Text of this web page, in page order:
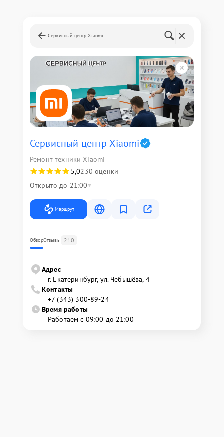
Сервисный центр Xiaomi
Сервисный центр Xiaomi
Ремонт техники Xiaomi
5,0230 оценки
Открыто до 21:00
Маршрут
ОбзорОтзывы 210
Адрес
г. Екатеринбург, ул. Чебышёва, 4
Контакты
+7 (343) 300-89-24
Время работы
Работаем с 09:00 до 21:00